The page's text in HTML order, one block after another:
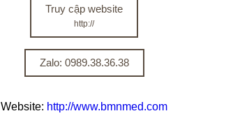
Truy cập website
http://
Zalo: 0989.38.36.38
Website: http://www.bmnmed.com